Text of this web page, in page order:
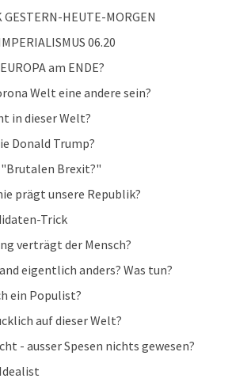
HEUTE-MORGEN
06.20
am ENDE?
Welt eine andere sein?
in dieser Welt?
Donald Trump?
"Brutalen Brexit?"
prägt unsere Republik?
Trick
verträgt der Mensch?
eigentlich anders? Was tun?
ein Populist?
auf dieser Welt?
- ausser Spesen nichts gewesen?